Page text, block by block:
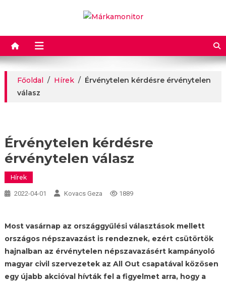
Márkamonitor
Főoldal / Hírek / Érvénytelen kérdésre érvénytelen
válasz
Érvénytelen kérdésre
érvénytelen válasz
Hírek
2022-04-01 Kovacs Geza 1889
Most vasárnap az országgyűlési választások mellett
országos népszavazást is rendeznek, ezért csütörtök
hajnalban az érvénytelen népszavazásért kampányoló
magyar civil szervezetek az All Out csapatával közösen
egy újabb akcióval hívták fel a figyelmet arra, hogy a